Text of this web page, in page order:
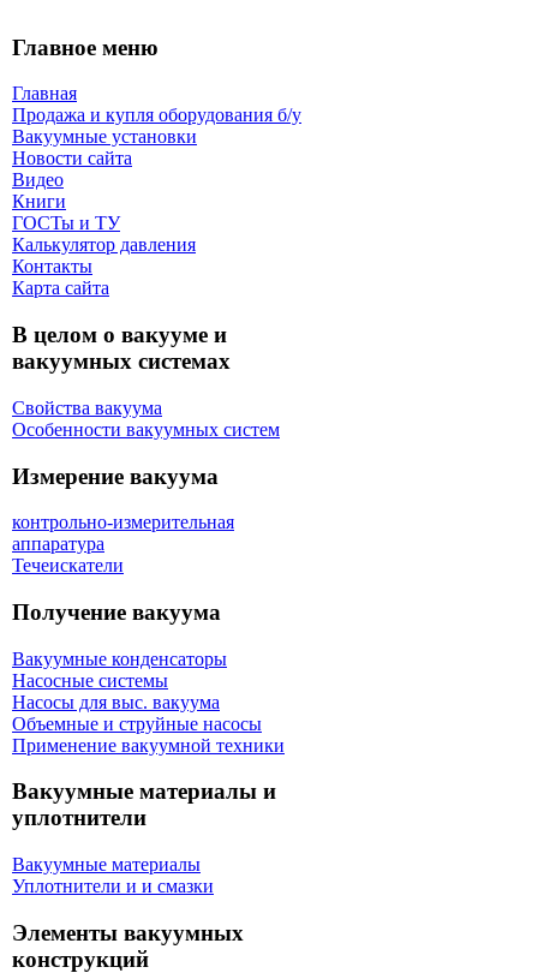
Главное меню
Главная
Продажа и купля оборудования б/y
Вакуумные установки
Новости сайта
Видео
Книги
ГОСТы и ТУ
Калькулятор давления
Контакты
Карта сaйта
В целом о вакууме и
вакуумных системах
Свойства вакуума
Особенности вакуумных систем
Измерение вакуума
контрольно-измерительная
аппаратура
Течеискатели
Получение вакуума
Вакуумные конденсаторы
Насосные системы
Насосы для выс. вакуума
Объемные и струйные насосы
Применение вакуумной техники
Вакуумные материалы и
уплотнители
Вакуумные материалы
Уплотнители и и смазки
Элементы вакуумных
конструкций